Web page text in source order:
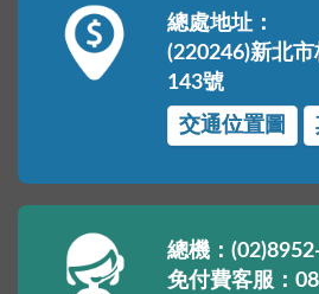
總處地址：
(220246)新北
143號
交通位置圖
總機：
免付費客服：